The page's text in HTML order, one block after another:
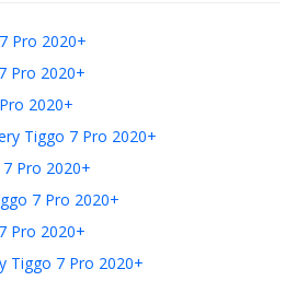
Pro 2020+
Pro 2020+
2020+
Tiggo 7 Pro 2020+
Pro 2020+
7 Pro 2020+
Pro 2020+
Tiggo 7 Pro 2020+